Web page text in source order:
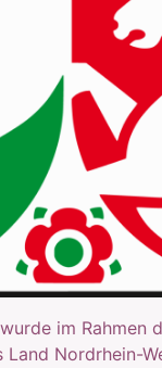
im Rahmen
Land Nordrhein-